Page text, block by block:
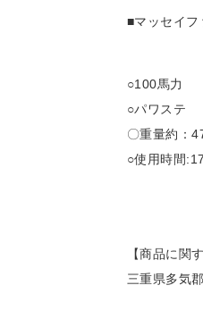
■マッセイ
○100馬力
○パワステ
〇重量約：
○使用時間
【商品に
三重県多気